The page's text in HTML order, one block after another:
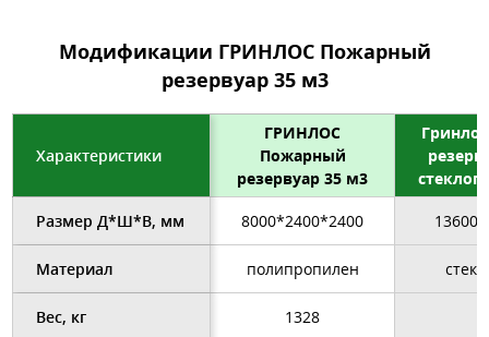
Модификации ГРИНЛОС Пожарный
резервуар 35 м3
Характеристики
ГРИНЛОС
Пожарный
резервуар 35 м3
Размер Д*Ш*В, мм 8000*2400*2400
Материал полипропилен
Вес, кг 1328